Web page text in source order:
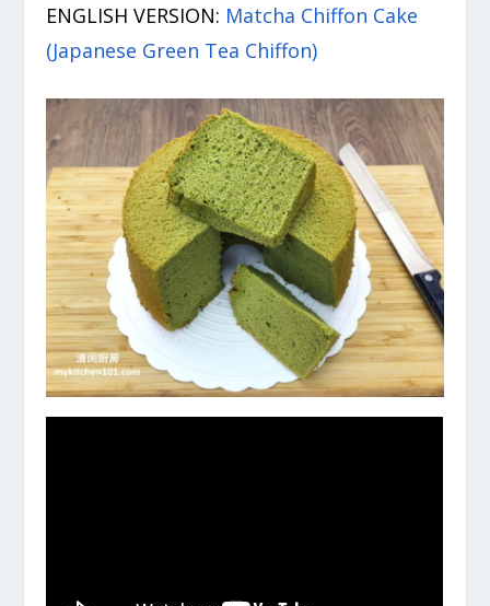
ENGLISH VERSION: Matcha Chiffon Cake
(Japanese Green Tea Chiffon)